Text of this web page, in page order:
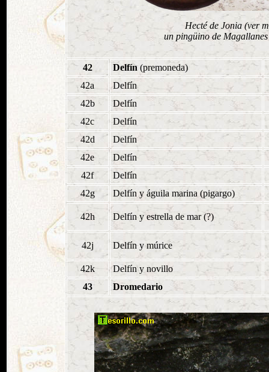
Hecté de Jonia (ver
un pingüino de
42 Delfín(premoneda)
42a
Delfín
42b
Delfín
42c
Delfín
42d
Delfín
42e
Delfín
42f
Delfín
42g
Delfín y águila marina (pigargo)
42h Delfín y estrella de mar (?)
42j Delfín y múrice
42k
Delfín y novillo
43
Dromedario